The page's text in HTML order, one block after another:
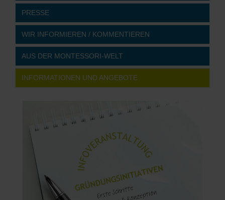
PRESSE
WIR INFORMIEREN / KOMMENTIEREN
AUS DER MONTESSORI-WELT
INFORMATIONEN UND ANGEBOTE